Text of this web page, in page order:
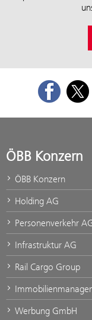
Facebook
ÖBB Konzern
ÖBB Konzern
Holding AG
Personenverkehr
Infrastruktur AG
Rail Cargo Group
Werbung GmbH